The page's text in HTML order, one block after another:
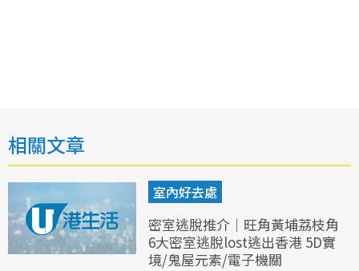
相關文章
室內好去處
密室逃脫推介｜旺角黃埔荔枝角
6大密室逃脫lost逃出香港 5D實
境/鬼屋元素/電子機關